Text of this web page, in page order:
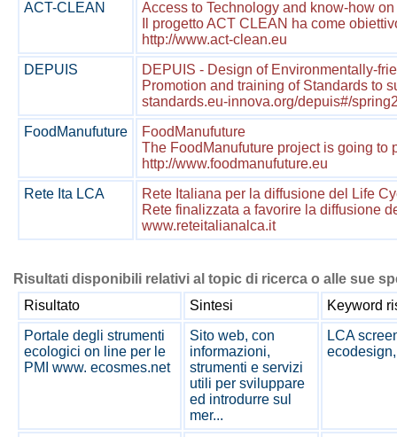
ACT-CLEAN
Access to Technology and know-how
Il progetto ACT CLEAN ha come
http://www.act-clean.eu
DEPUIS
DEPUIS - Design of Environmentally-
Promotion and training of Standards to
standards.eu-innova.org/depuis#/
FoodManufuture
FoodManufuture
The FoodManufuture project is going to
http://www.foodmanufuture.eu
Rete Ita LCA
Rete Italiana per la diffusione del Life
Rete finalizzata a favorire la diffusione
www.reteitalianalca.it
Risultati disponibili relativi al topic di ricerca o alle sue
Risultato
Sintesi
Keyword
Portale degli strumenti
ecologici on line per le
PMI www. ecosmes.net
Sito web, con
informazioni,
strumenti e servizi
utili per sviluppare
ed introdurre sul
mer...
LCA